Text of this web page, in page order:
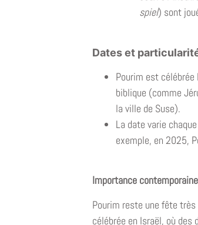
spiel) sont
Dates et
Pourim est célébrée
biblique (comme
la ville de Suse).
La date varie
exemple, en 2025,
Importance contemporaine
Pourim reste une fête
célébrée en Israël, où